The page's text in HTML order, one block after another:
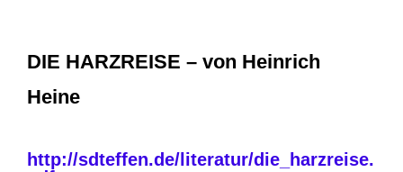
DIE HARZREISE – von Heinrich
Heine
http://sdteffen.de/literatur/die_harzreise.